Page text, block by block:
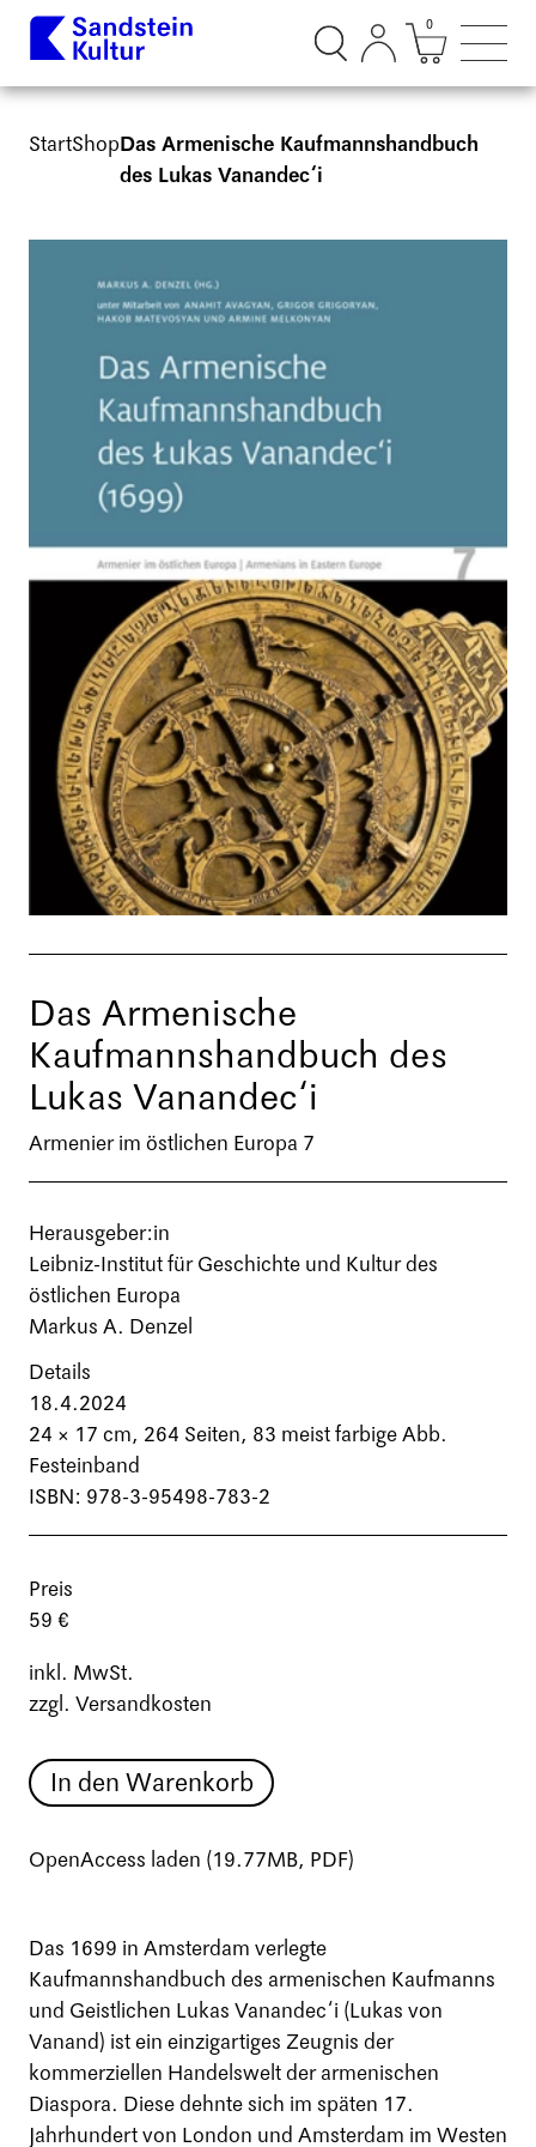
Suchdialog öffnen
Mini
0
StartShopDas Armenische Kaufmannshandbuch
des Lukas Vanandec‘i
Das Armenische
Kaufmannshandbuch des
Lukas Vanandec‘i
Armenier im östlichen Europa 7
Herausgeber:in
Leibniz-Institut für Geschichte und Kultur des
östlichen Europa
Markus A. Denzel
Details
18.4.2024
24 × 17 cm, 264 Seiten, 83 meist farbige Abb.
Festeinband
ISBN: 978-3-95498-783-2
Preis
59 €
inkl. MwSt.
zzgl. Versandkosten
In den Warenkorb
OpenAccess laden (19.77MB, PDF)
Das 1699 in Amsterdam verlegte
Kaufmannshandbuch des armenischen Kaufmanns
und Geistlichen Lukas Vanandec‘i (Lukas von
Vanand) ist ein einzigartiges Zeugnis der
kommerziellen Handelswelt der armenischen
Diaspora. Diese dehnte sich im späten 17.
Jahrhundert von London und Amsterdam im Westen